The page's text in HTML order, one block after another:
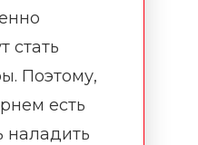
стать
Поэтому,
есть
наладить